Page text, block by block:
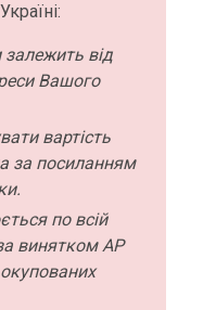
залежить від
Вашого
вартість
за посиланням
по всій
за винятком АР